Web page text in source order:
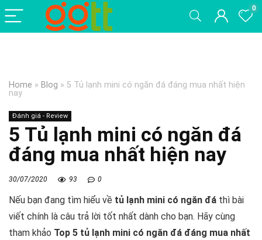
0
Home » Blog » 5 Tủ lạnh mini có ngăn đá đáng mua nhất hiện
nay
Đánh giá - Review
5 Tủ lạnh mini có ngăn đá
đáng mua nhất hiện nay
30/07/2020 93 0
Nếu bạn đang tìm hiểu về tủ lạnh mini có ngăn đá thì bài
viết chính là câu trả lời tốt nhất dành cho bạn. Hãy cùng
tham khảo Top 5 tủ lạnh mini có ngăn đá đáng mua nhất